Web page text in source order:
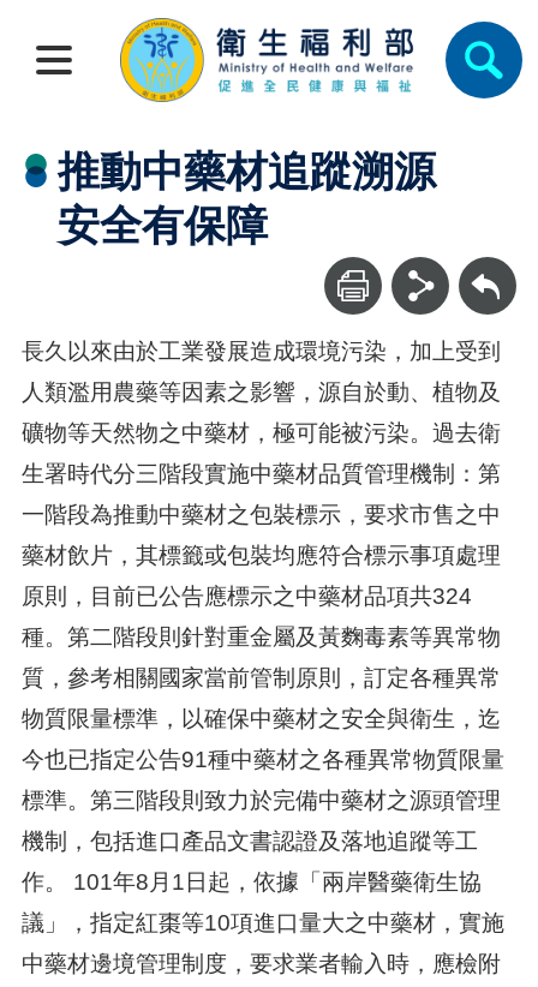
推動中藥材追蹤溯源
安全有保障
回上一頁
長久以來由於工業發展造成環境污染，加上受到
人類濫用農藥等因素之影響，源自於動、植物及
礦物等天然物之中藥材，極可能被污染。過去衛
生署時代分三階段實施中藥材品質管理機制：第
一階段為推動中藥材之包裝標示，要求市售之中
藥材飲片，其標籤或包裝均應符合標示事項處理
原則，目前已公告應標示之中藥材品項共324
種。第二階段則針對重金屬及黃麴毒素等異常物
質，參考相關國家當前管制原則，訂定各種異常
物質限量標準，以確保中藥材之安全與衛生，迄
今也已指定公告91種中藥材之各種異常物質限量
標準。第三階段則致力於完備中藥材之源頭管理
機制，包括進口產品文書認證及落地追蹤等工
作。 101年8月1日起，依據「兩岸醫藥衛生協
議」，指定紅棗等10項進口量大之中藥材，實施
中藥材邊境管理制度，要求業者輸入時，應檢附